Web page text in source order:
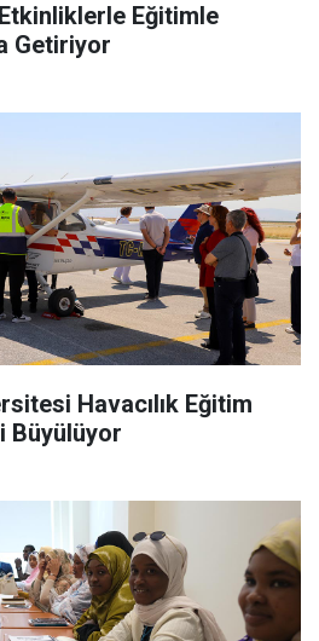
Eğitimle
Getiriyor
Havacılık Eğitim
Büyülüyor